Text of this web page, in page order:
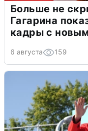
Больше не
Гагарина
кадры с
6 августа 159